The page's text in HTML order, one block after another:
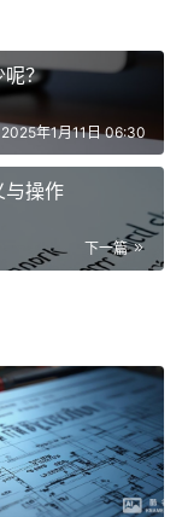
呢？
2025年1月11日 06:30
与操作
下一篇